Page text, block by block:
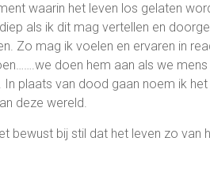
waarin het leven los gelaten
als ik dit mag vertellen en
Zo mag ik voelen en ervaren in
doen hem aan als we
plaats van dood gaan noem ik
deze wereld.
bewust bij stil dat het leven zo van